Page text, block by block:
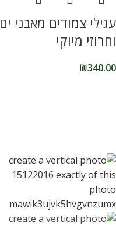
עגילי צמודים מאבני ים
וחרוזי מיוּקי
₪340.00